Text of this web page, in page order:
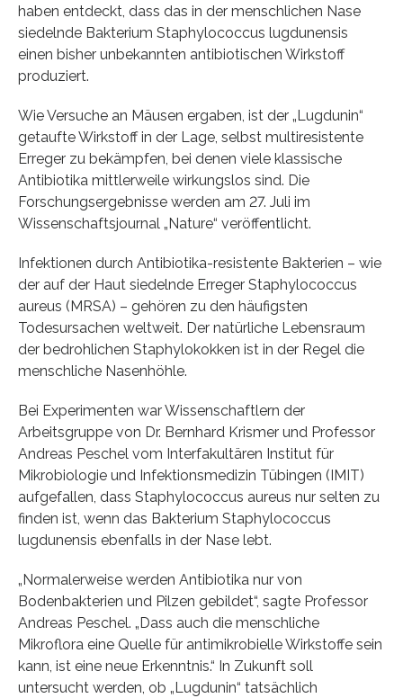
haben entdeckt, dass das in der menschlichen Nase
siedelnde Bakterium Staphylococcus lugdunensis
einen bisher unbekannten antibiotischen Wirkstoff
produziert.
Wie Versuche an Mäusen ergaben, ist der „Lugdunin“
getaufte Wirkstoff in der Lage, selbst multiresistente
Erreger zu bekämpfen, bei denen viele klassische
Antibiotika mittlerweile wirkungslos sind. Die
Forschungsergebnisse werden am 27. Juli im
Wissenschaftsjournal „Nature“ veröffentlicht.
Infektionen durch Antibiotika-resistente Bakterien – wie
der auf der Haut siedelnde Erreger Staphylococcus
aureus (MRSA) – gehören zu den häufigsten
Todesursachen weltweit. Der natürliche Lebensraum
der bedrohlichen Staphylokokken ist in der Regel die
menschliche Nasenhöhle.
Bei Experimenten war Wissenschaftlern der
Arbeitsgruppe von Dr. Bernhard Krismer und Professor
Andreas Peschel vom Interfakultären Institut für
Mikrobiologie und Infektionsmedizin Tübingen (IMIT)
aufgefallen, dass Staphylococcus aureus nur selten zu
finden ist, wenn das Bakterium Staphylococcus
lugdunensis ebenfalls in der Nase lebt.
„Normalerweise werden Antibiotika nur von
Bodenbakterien und Pilzen gebildet“, sagte Professor
Andreas Peschel. „Dass auch die menschliche
Mikroflora eine Quelle für antimikrobielle Wirkstoffe sein
kann, ist eine neue Erkenntnis.“ In Zukunft soll
untersucht werden, ob „Lugdunin“ tatsächlich